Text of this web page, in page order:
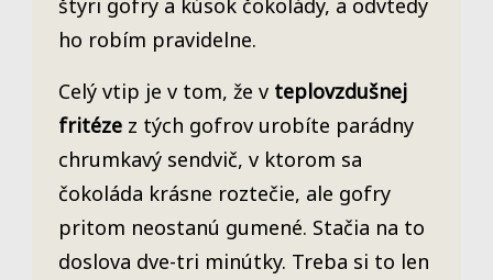
štyri gofry a kúsok čokolády, a odvtedy
ho robím pravidelne.
Celý vtip je v tom, že v teplovzdušnej
fritéze z tých gofrov urobíte parádny
chrumkavý sendvič, v ktorom sa
čokoláda krásne roztečie, ale gofry
pritom neostanú gumené. Stačia na to
doslova dve-tri minútky. Treba si to len